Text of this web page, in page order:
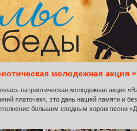
молодежная акция
патриотическая молодежная акция
платочек», это дань нашей памяти и
большим сводным хором песни